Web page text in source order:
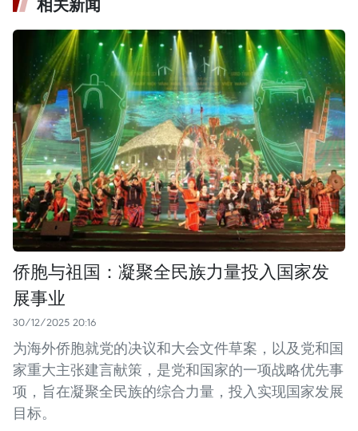
相关新闻
侨胞与祖国：凝聚全民族力量投入国家发
展事业
30/12/2025 20:16
为海外侨胞就党的决议和大会文件草案，以及党和国
家重大主张建言献策，是党和国家的一项战略优先事
项，旨在凝聚全民族的综合力量，投入实现国家发展
目标。